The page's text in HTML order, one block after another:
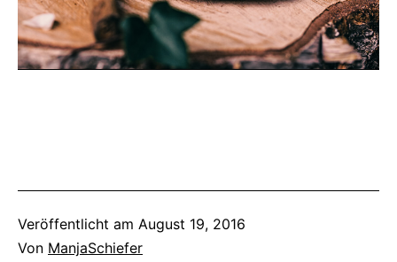
Veröffentlicht am August 19, 2016
Von ManjaSchiefer